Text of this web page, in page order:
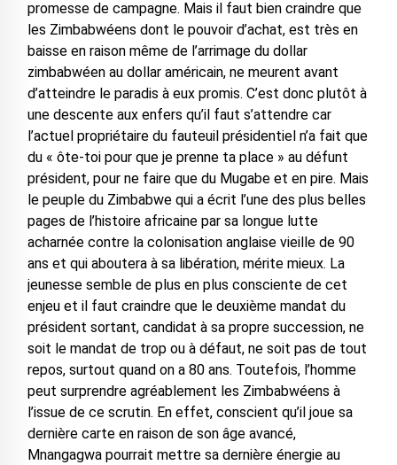
promesse de campagne. Mais il faut bien craindre que
les Zimbabwéens dont le pouvoir d’achat, est très en
baisse en raison même de l’arrimage du dollar
zimbabwéen au dollar américain, ne meurent avant
d’atteindre le paradis à eux promis. C’est donc plutôt à
une descente aux enfers qu’il faut s’attendre car
l’actuel propriétaire du fauteuil présidentiel n’a fait que
du « ôte-toi pour que je prenne ta place » au défunt
président, pour ne faire que du Mugabe et en pire. Mais
le peuple du Zimbabwe qui a écrit l’une des plus belles
pages de l’histoire africaine par sa longue lutte
acharnée contre la colonisation anglaise vieille de 90
ans et qui aboutera à sa libération, mérite mieux. La
jeunesse semble de plus en plus consciente de cet
enjeu et il faut craindre que le deuxième mandat du
président sortant, candidat à sa propre succession, ne
soit le mandat de trop ou à défaut, ne soit pas de tout
repos, surtout quand on a 80 ans. Toutefois, l’homme
peut surprendre agréablement les Zimbabwéens à
l’issue de ce scrutin. En effet, conscient qu’il joue sa
dernière carte en raison de son âge avancé,
Mnangagwa pourrait mettre sa dernière énergie au